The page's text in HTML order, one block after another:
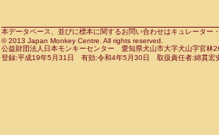
CercopithecidaePapio anubis(0)
CercopithecidaePapio cynocephalus
CercopithecidaePapio hamadryas(0)
CebidaeSaguinus leucopus(0)
CebidaeSaguinus midas(0)
Cebidae Saguinus mystax(0)
本データベース、並びに標本に関するお問い合わせはキュレータ
© 2013 Japan Monkey Centre. All rights reserved.
公益財団法人日本モンキーセンター 愛知県犬山市大字犬山字官
登録:平成19年5月31日 有効:令和4年5月30日 取扱責任者:綿貫宏